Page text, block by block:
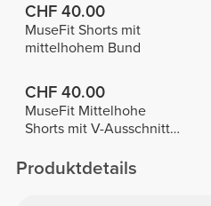
CHF 40.00
MuseFit Shorts mit
mittelhohem Bund
CHF 40.00
MuseFit Mittelhohe
Shorts mit V-Ausschnitt
Produktdetails